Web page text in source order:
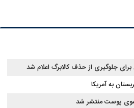
جلوگیری از حذف کالابرگ اعلام شد
به آمریکا
پوست منتشر شد